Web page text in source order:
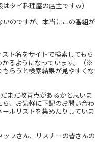
タイ料理屋の店主ですｗ）
のですが、本当にこの番組が
ト名をサイトで検索してもら
るようになっています。（※
らうと検索結果が見やすくな
まだ改善点があるかと思いま
、お気軽に下記のお問い合わ
ルリストを集めたりしていま
フさん、リスナーの皆さんの